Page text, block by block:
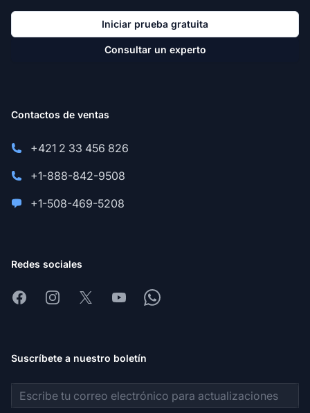
Iniciar prueba gratuita
Consultar un experto
Contactos de ventas
+421 2 33 456 826
+1-888-842-9508
+1-508-469-5208
Redes sociales
FacebookInstagram
X YoutubeWhatsapp
Suscríbete a nuestro boletín
Dirección de correo electrónico